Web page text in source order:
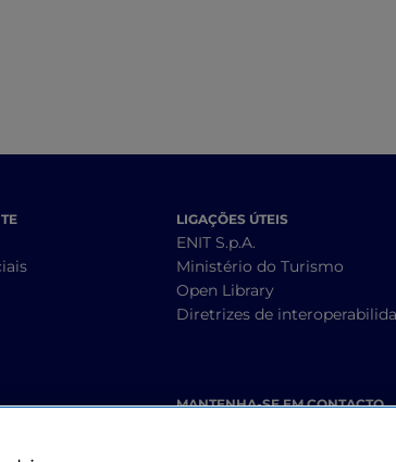
LIGAÇÕES ÚTEIS
ENIT S.p.A.
Ministério do Turismo
Open Library
Diretrizes de
MANTENHA-SE EM CONTACTO